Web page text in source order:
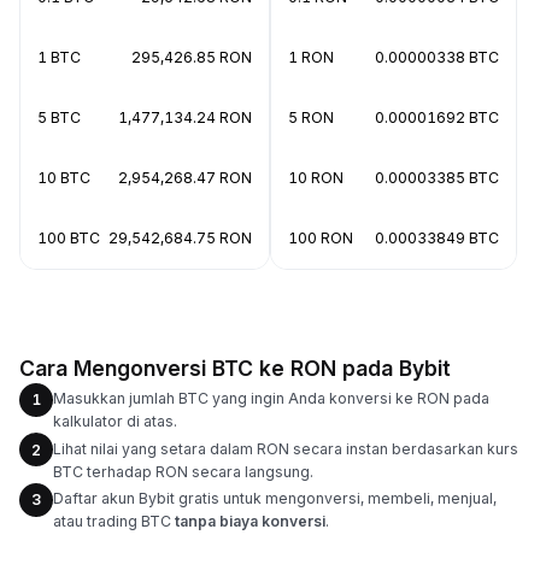
1 BTC 295,426.85 RON
5 BTC 1,477,134.24 RON
10 BTC 2,954,268.47 RON
100 BTC 29,542,684.75 RON
1 RON 0.00000338 BTC
5 RON 0.00001692 BTC
10 RON 0.00003385 BTC
100 RON 0.00033849 BTC
Cara Mengonversi BTC ke RON pada Bybit
1
Masukkan jumlah BTC yang ingin Anda konversi ke RON pada
kalkulator di atas.
2
Lihat nilai yang setara dalam RON secara instan berdasarkan kurs
BTC terhadap RON secara langsung.
3
Daftar akun Bybit gratis untuk mengonversi, membeli, menjual,
atau trading BTC tanpa biaya konversi.